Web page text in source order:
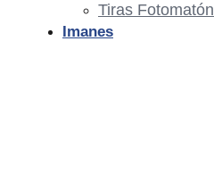
Tiras Fotomatón
Imanes